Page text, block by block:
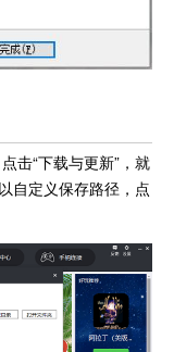
击“下载与更新”，就
自定义保存路径，点